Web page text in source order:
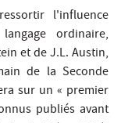
l'influence
ordinaire,
et de J.L. Austin,
de la Seconde
sur un « premier
publiés avant